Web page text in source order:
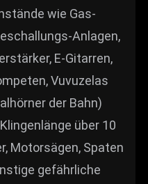
wie Gas-
Anlagen,
E-Gitarren,
Vuvuzelas
der Bahn)
über 10
Motorsägen, Spaten
gefährliche